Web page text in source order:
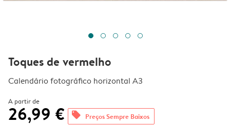
Toques de vermelho
Calendário fotográfico horizontal A3
A partir de
26,99 € offers Preços Sempre Baixos